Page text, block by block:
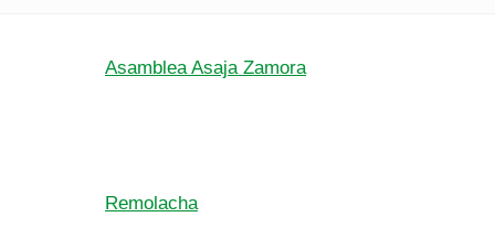
Asamblea Asaja Zamora
Remolacha